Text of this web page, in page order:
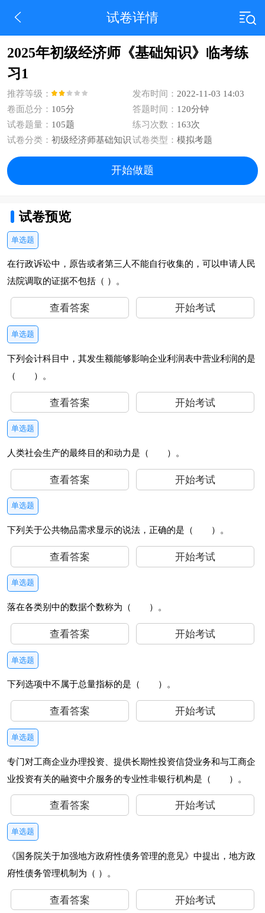
试卷详情
2025年初级经济师《基础知识》临考练
习1
推荐等级： 发布时间： 2022-11-03 14:03
卷面总分： 105分 答题时间： 120分钟
试卷题量： 105题 练习次数： 163次
试卷分类： 初级经济师基础知识试卷类型： 模拟考题
开始做题
试卷预览
单选题
在行政诉讼中，原告或者第三人不能自行收集的，可以申请人民
法院调取的证据不包括（ ）。
查看答案 开始考试
单选题
下列会计科目中，其发生额能够影响企业利润表中营业利润的是
（ ）。
查看答案 开始考试
单选题
人类社会生产的最终目的和动力是（ ）。
查看答案 开始考试
单选题
下列关于公共物品需求显示的说法，正确的是（ ）。
查看答案 开始考试
单选题
落在各类别中的数据个数称为（ ）。
查看答案 开始考试
单选题
下列选项中不属于总量指标的是（ ）。
查看答案 开始考试
单选题
专门对工商企业办理投资、提供长期性投资信贷业务和与工商企
业投资有关的融资中介服务的专业性非银行机构是（ ）。
查看答案 开始考试
单选题
《国务院关于加强地方政府性债务管理的意见》中提出，地方政
府性债务管理机制为（ ）。
查看答案 开始考试